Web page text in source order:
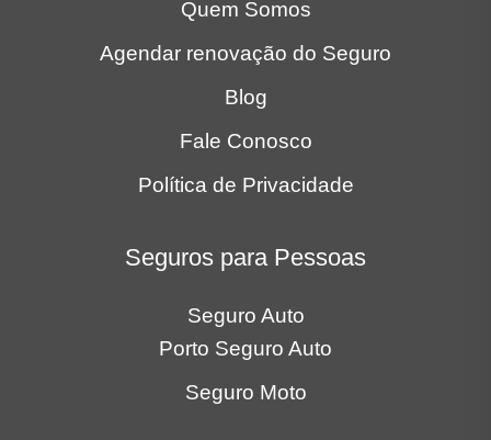
Quem Somos
Agendar renovação do Seguro
Blog
Fale Conosco
Política de Privacidade
Seguros para Pessoas
Seguro Auto
Porto Seguro Auto
Seguro Moto